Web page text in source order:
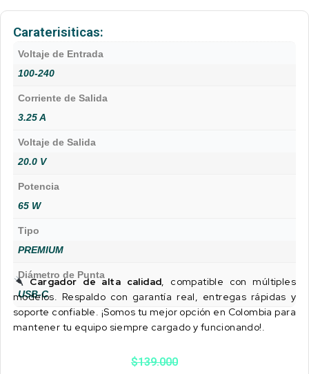
Caraterisiticas:
Voltaje de Entrada
100-240
Corriente de Salida
3.25 A
Voltaje de Salida
20.0 V
Potencia
65 W
Tipo
PREMIUM
Diámetro de Punta
USB-C
Cargador de alta calidad, compatible con múltiples
modelos. Respaldo con garantía real, entregas rápidas y
soporte confiable. ¡Somos tu mejor opción en Colombia para
mantener tu equipo siempre cargado y funcionando!.
$139.000